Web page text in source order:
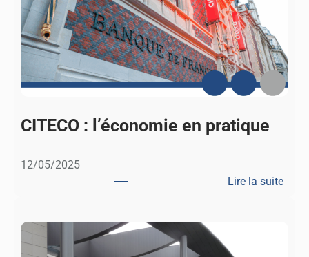
CITECO : l’économie en pratique
12/05/2025
Lire la suite